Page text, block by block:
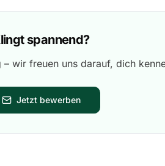
spannend?
wir freuen uns darauf, dich
Jetzt bewerben